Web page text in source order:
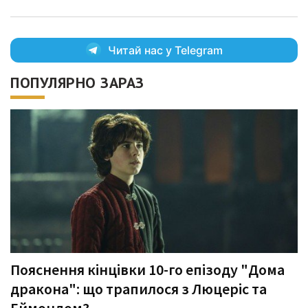
Читай нас у Telegram
ПОПУЛЯРНО ЗАРАЗ
Пояснення кінцівки 10-го епізоду "Дома
дракона": що трапилося з Люцеріс та